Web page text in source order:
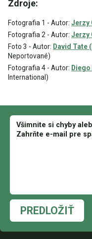
Zdroje:
Fotografia 1 - Autor: Jerzy
Fotografia 2 - Autor: Jerzy
Foto 3 - Autor: David Tate
Neportované)
Fotografia 4 - Autor:
International)
PREDLOŽIŤ